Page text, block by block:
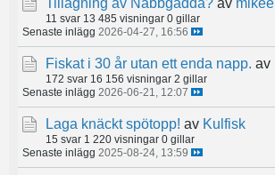
11 svar 13 485 visningar 0 gillar
Senaste inlägg 2026-04-27, 16:56
Fiskat i 30 år utan ett enda napp. av
172 svar 16 156 visningar 2 gillar
Senaste inlägg 2026-06-21, 12:07
Laga knäckt spötopp! av Kulfisk
15 svar 1 220 visningar 0 gillar
Senaste inlägg 2025-08-24, 13:59